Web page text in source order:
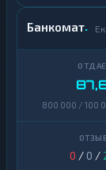
Банкомат
800 000 / 100
0 / 0 /